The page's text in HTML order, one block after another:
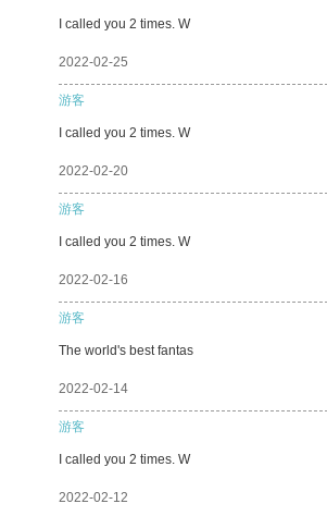
I called you 2 times. W
2022-02-25
游客
I called you 2 times. W
2022-02-20
游客
I called you 2 times. W
2022-02-16
游客
The world's best fantas
2022-02-14
游客
I called you 2 times. W
2022-02-12